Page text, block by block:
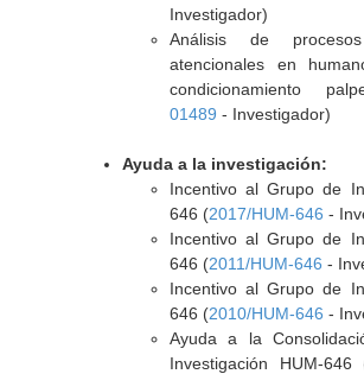
Investigador)
Análisis de
atencionales en
condicionamiento
01489 - Investigador)
Ayuda a la investigación:
Incentivo al Grupo de
646 (2017/HUM-646 -
Incentivo al Grupo de
646 (2011/HUM-646 -
Incentivo al Grupo de
646 (2010/HUM-646 -
Ayuda a la
Investigación HUM-646